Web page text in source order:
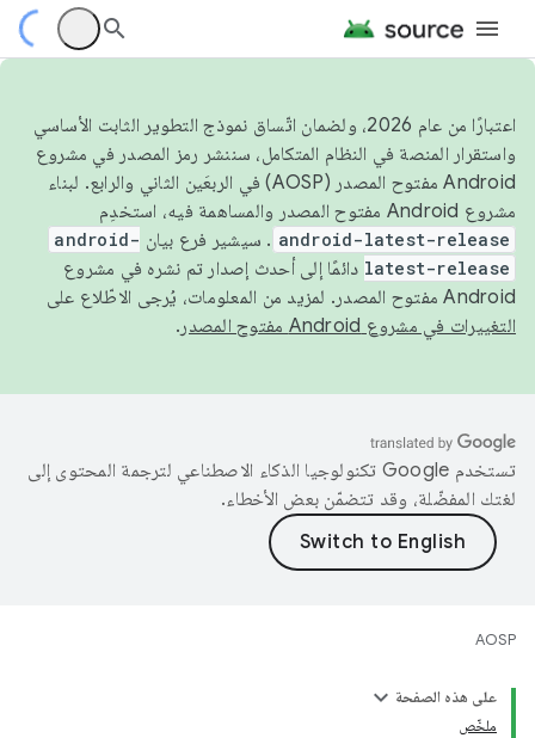
اعتبارًا من عام 2026، ولضمان اتّساق نموذج التطوير الثابت الأساسي
واستقرار المنصة في النظام المتكامل، سننشر رمز المصدر في مشروع
Android مفتوح المصدر (AOSP) في الربعَين الثاني والرابع. لبناء
مشروع Android مفتوح المصدر والمساهمة فيه، استخدِم
android-latest-release . سيشير فرع بيان android-
latest-release دائمًا إلى أحدث إصدار تم نشره في مشروع
Android مفتوح المصدر. لمزيد من المعلومات، يُرجى الاطّلاع على
التغييرات في مشروع Android مفتوح المصدر
.
تستخدم Google تكنولوجيا الذكاء الاصطناعي لترجمة المحتوى إلى
لغتك المفضّلة، وقد تتضمّن بعض الأخطاء.
AOSP
على هذه الصفحة
ملخّص